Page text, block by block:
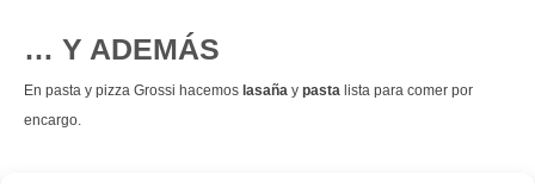
… Y ADEMÁS
En pasta y pizza Grossi hacemos lasaña y pasta lista para comer por
encargo.